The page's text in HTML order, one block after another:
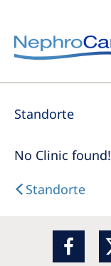
Europe
Czech Republic
Israel
Netherlands
Standorte
No Clinic found!
Standorte